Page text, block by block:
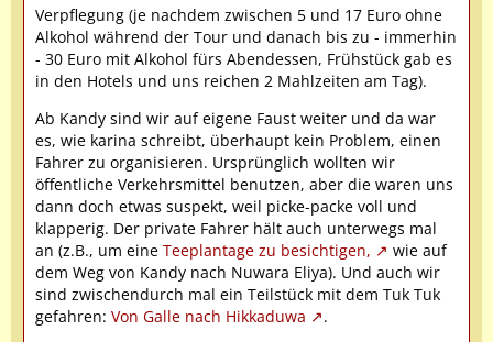
Verpflegung (je nachdem zwischen 5 und 17 Euro ohne
Alkohol während der Tour und danach bis zu - immerhin
- 30 Euro mit Alkohol fürs Abendessen, Frühstück gab es
in den Hotels und uns reichen 2 Mahlzeiten am Tag).
Ab Kandy sind wir auf eigene Faust weiter und da war
es, wie karina schreibt, überhaupt kein Problem, einen
Fahrer zu organisieren. Ursprünglich wollten wir
öffentliche Verkehrsmittel benutzen, aber die waren uns
dann doch etwas suspekt, weil picke-packe voll und
klapperig. Der private Fahrer hält auch unterwegs mal
an (z.B., um eine Teeplantage zu besichtigen,
wie auf
dem Weg von Kandy nach Nuwara Eliya). Und auch wir
sind zwischendurch mal ein Teilstück mit dem Tuk Tuk
gefahren: Von Galle nach Hikkaduwa
.